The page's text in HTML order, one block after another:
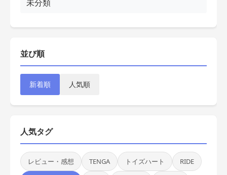
未分類
並び順
新着順 人気順
人気タグ
レビュー・感想 TENGA トイズハート RIDE